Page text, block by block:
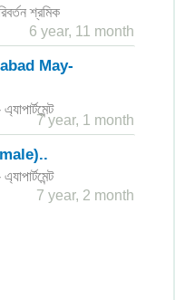
শ্রমিক
6 year, 11 month
May-
7 year, 1 month
7 year, 2 month